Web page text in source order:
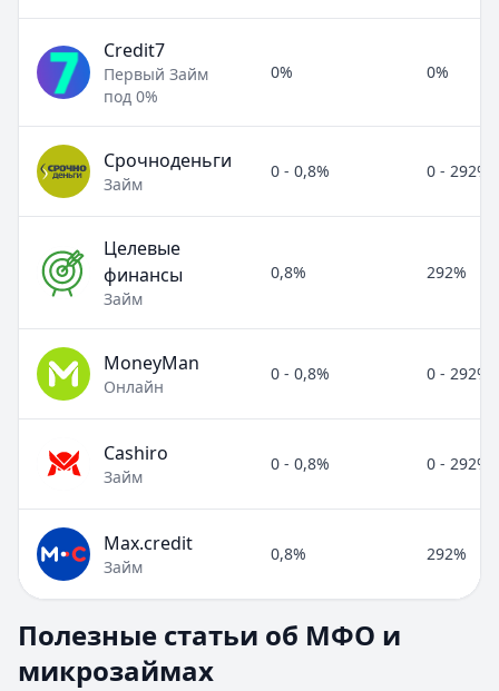
Credit7
Первый Займ
под 0%
0% 0%
Срочноденьги
Займ
0 - 0,8% 0 - 292%
Целевые
финансы
Займ
0,8% 292%
MoneyMan
Онлайн
0 - 0,8% 0 - 292%
Cashiro
Займ
0 - 0,8% 0 - 292%
Max.credit
Займ
0,8% 292%
Раздел:МФО и микрозаймы. Всего статей: 8.
Займ под расписку
Полезные статьи об МФО и
микрозаймах